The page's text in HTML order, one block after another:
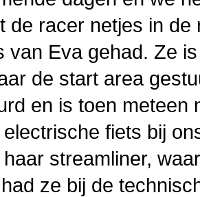
de racer netjes in
van Eva gehad. Ze
de start area
en is toen meteen
fiets bij
streamliner,
ze bij de